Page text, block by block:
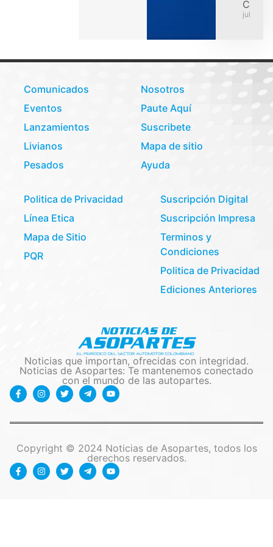
julio 31,
Comunicados
Eventos
Lanzamientos
Livianos
Pesados
Nosotros
Paute Aquí
Suscribete
Mapa de sitio
Ayuda
Politica de Privacidad
Línea Etica
Mapa de Sitio
PQR
Suscripción Digital
Suscripción Impresa
Terminos y
Condiciones
Politica de Privacidad
Ediciones Anteriores
Noticias que importan, ofrecidas con integridad.
Noticias de Asopartes: Te mantenemos conectado
con el mundo de las autopartes.
Copyright © 2024 Noticias de Asopartes, todos los
derechos reservados.